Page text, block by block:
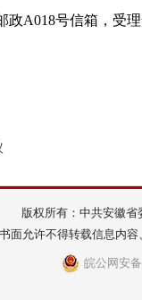
A018号信箱，受
版权所有：中共安徽
面允许不得转载信息内
皖公网安